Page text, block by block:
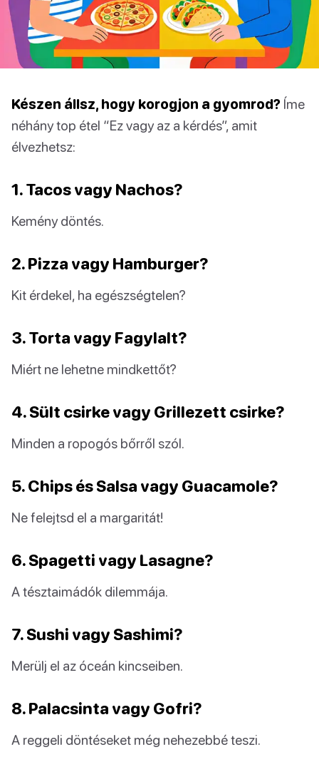
Készen állsz, hogy korogjon a gyomrod? Íme
néhány top étel “Ez vagy az a kérdés”, amit
élvezhetsz:
1. Tacos vagy Nachos?
Kemény döntés.
2. Pizza vagy Hamburger?
Kit érdekel, ha egészségtelen?
3. Torta vagy Fagylalt?
Miért ne lehetne mindkettőt?
4. Sült csirke vagy Grillezett csirke?
Minden a ropogós bőrről szól.
5. Chips és Salsa vagy Guacamole?
Ne felejtsd el a margaritát!
6. Spagetti vagy Lasagne?
A tésztaimádók dilemmája.
7. Sushi vagy Sashimi?
Merülj el az óceán kincseiben.
8. Palacsinta vagy Gofri?
A reggeli döntéseket még nehezebbé teszi.